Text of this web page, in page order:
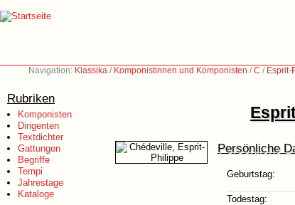
Navigation: Klassika / Komponistinnen und Komponisten /C /
Rubriken
Komponisten
Dirigenten
Textdichter
Gattungen
Begriffe
Tempi
Jahrestage
Kataloge
Persönliche
Geburtstag:
Todestag: